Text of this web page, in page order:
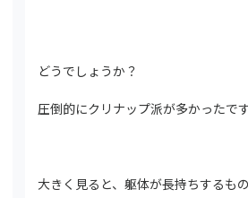
どうでしょうか？
圧倒的にクリナップ派が多かったで
大きく見ると、躯体が長持ちするも